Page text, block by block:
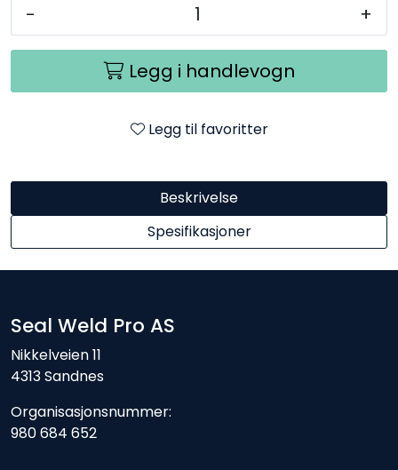
- +
Legg i handlevogn
Legg til favoritter
Beskrivelse
Spesifikasjoner
Seal Weld Pro AS
Nikkelveien 11
4313 Sandnes
Organisasjonsnummer:
980 684 652